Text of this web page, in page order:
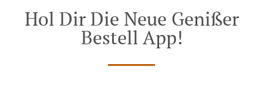
Hol Dir Die Neue Genißer
Bestell App!